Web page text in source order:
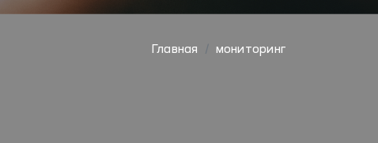
Главная мониторинг